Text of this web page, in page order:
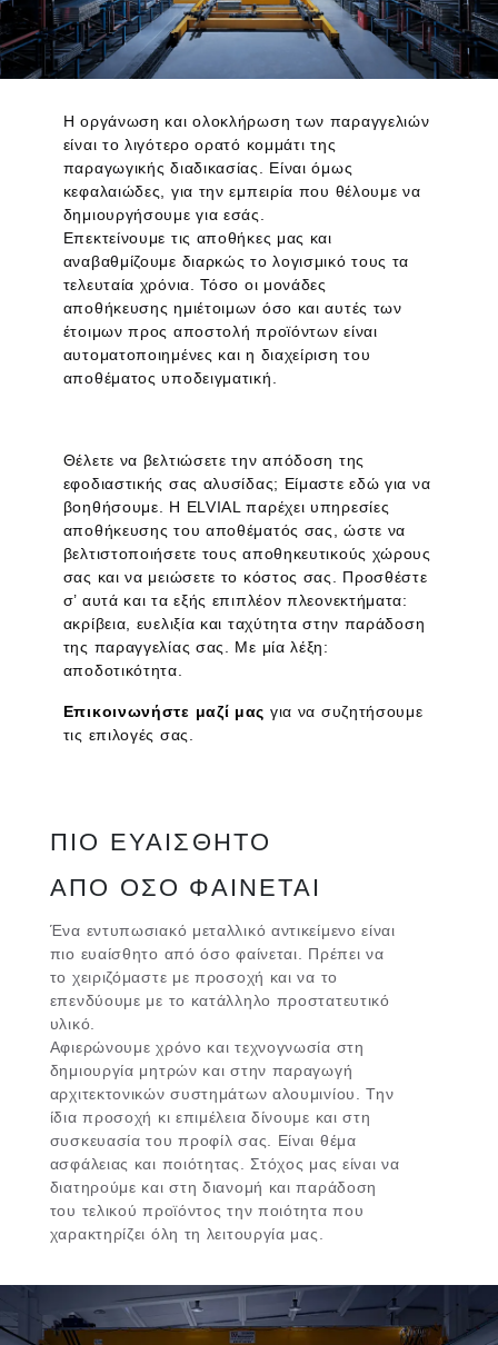
Η οργάνωση και ολοκλήρωση των παραγγελιών
είναι το λιγότερο ορατό κομμάτι της
παραγωγικής διαδικασίας. Είναι όμως
κεφαλαιώδες, για την εμπειρία που θέλουμε να
δημιουργήσουμε για εσάς.
Επεκτείνουμε τις αποθήκες μας και
αναβαθμίζουμε διαρκώς το λογισμικό τους τα
τελευταία χρόνια. Τόσο οι μονάδες
αποθήκευσης ημιέτοιμων όσο και αυτές των
έτοιμων προς αποστολή προϊόντων είναι
αυτοματοποιημένες και η διαχείριση του
αποθέματος υποδειγματική.
Θέλετε να βελτιώσετε την απόδοση της
εφοδιαστικής σας αλυσίδας; Είμαστε εδώ για να
βοηθήσουμε. Η ELVIAL παρέχει υπηρεσίες
αποθήκευσης του αποθέματός σας, ώστε να
βελτιστοποιήσετε τους αποθηκευτικούς χώρους
σας και να μειώσετε το κόστος σας. Προσθέστε
σ’ αυτά και τα εξής επιπλέον πλεονεκτήματα:
ακρίβεια, ευελιξία και ταχύτητα στην παράδοση
της παραγγελίας σας. Με μία λέξη:
αποδοτικότητα.
Επικοινωνήστε μαζί μας για να συζητήσουμε
τις επιλογές σας.
ΠΙΟ ΕΥΑΙΣΘΗΤΟ
ΑΠΟ ΟΣΟ ΦΑΙΝΕΤΑΙ
Ένα εντυπωσιακό μεταλλικό αντικείμενο είναι
πιο ευαίσθητο από όσο φαίνεται. Πρέπει να
το χειριζόμαστε με προσοχή και να το
επενδύουμε με το κατάλληλο προστατευτικό
υλικό.
Αφιερώνουμε χρόνο και τεχνογνωσία στη
δημιουργία μητρών και στην παραγωγή
αρχιτεκτονικών συστημάτων αλουμινίου. Την
ίδια προσοχή κι επιμέλεια δίνουμε και στη
συσκευασία του προφίλ σας. Είναι θέμα
ασφάλειας και ποιότητας. Στόχος μας είναι να
διατηρούμε και στη διανομή και παράδοση
του τελικού προϊόντος την ποιότητα που
χαρακτηρίζει όλη τη λειτουργία μας.